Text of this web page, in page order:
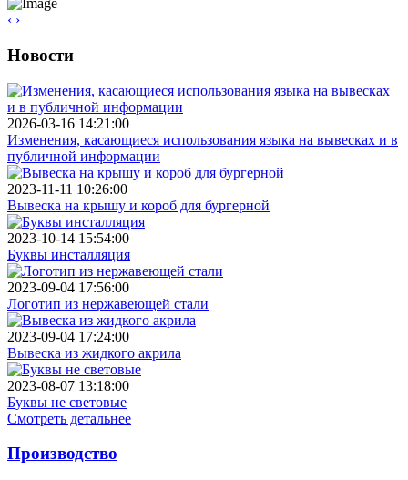
‹ ›
Новости
2026-03-16 14:21:00
Изменения, касающиеся использования языка на вывесках и в
публичной информации
2023-11-11 10:26:00
Вывеска на крышу и короб для бургерной
2023-10-14 15:54:00
Буквы инсталляция
2023-09-04 17:56:00
Логотип из нержавеющей стали
2023-09-04 17:24:00
Вывеска из жидкого акрила
2023-08-07 13:18:00
Буквы не световые
Смотреть детальнее
Производство